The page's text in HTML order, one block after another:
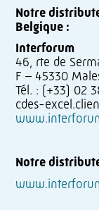
Notre
Belgique :
Interforum
46, rte de
F – 45330
Tél. : (+33) 02
cdes-
Notre